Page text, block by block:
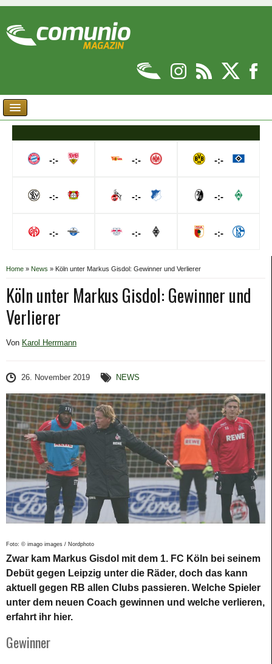
-:-
-:-
-:-
-:-
-:-
-:-
-:-
-:-
-:-
Home » News » Köln unter Markus Gisdol: Gewinner und Verlierer
Köln unter Markus Gisdol: Gewinner und
Verlierer
Von Karol Herrmann
26. November 2019 NEWS
Foto: © imago images / Nordphoto
Zwar kam Markus Gisdol mit dem 1. FC Köln bei seinem
Debüt gegen Leipzig unter die Räder, doch das kann
aktuell gegen RB allen Clubs passieren. Welche Spieler
unter dem neuen Coach gewinnen und welche verlieren,
erfahrt ihr hier.
Gewinner